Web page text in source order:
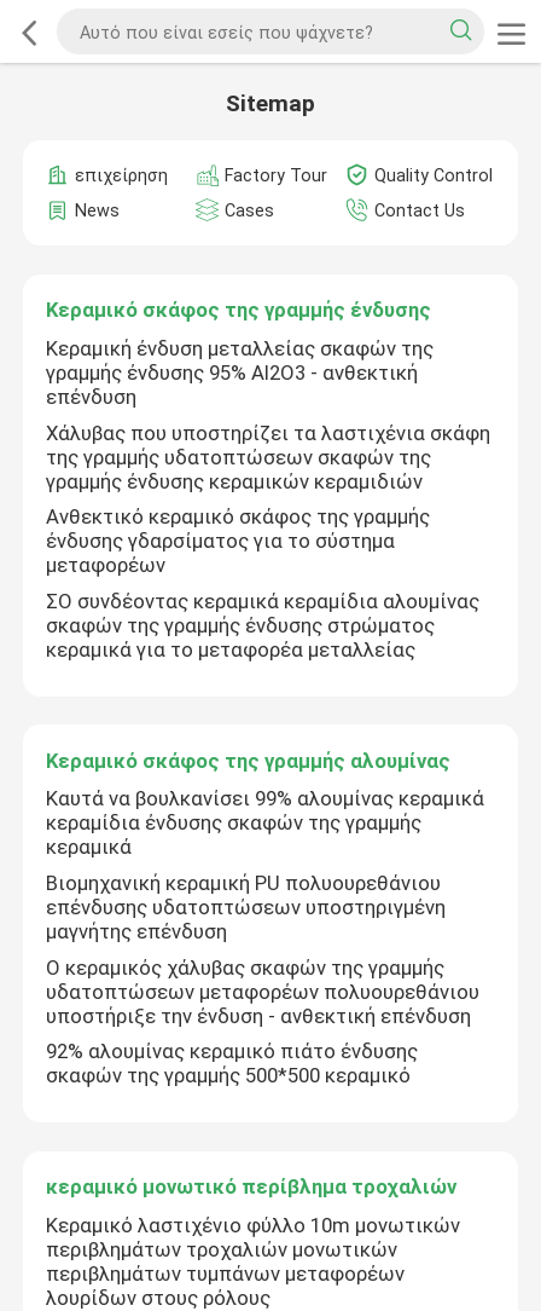
Sitemap
επιχείρηση Factory Tour
Quality Control
News
Cases Contact Us
Κεραμικό σκάφος της γραμμής ένδυσης
Κεραμική ένδυση μεταλλείας σκαφών της
γραμμής ένδυσης 95% AI2O3 - ανθεκτική
επένδυση
Χάλυβας που υποστηρίζει τα λαστιχένια σκάφη
της γραμμής υδατοπτώσεων σκαφών της
γραμμής ένδυσης κεραμικών κεραμιδιών
Ανθεκτικό κεραμικό σκάφος της γραμμής
ένδυσης γδαρσίματος για το σύστημα
μεταφορέων
ΣΟ συνδέοντας κεραμικά κεραμίδια αλουμίνας
σκαφών της γραμμής ένδυσης στρώματος
κεραμικά για το μεταφορέα μεταλλείας
Κεραμικό σκάφος της γραμμής αλουμίνας
Καυτά να βουλκανίσει 99% αλουμίνας κεραμικά
κεραμίδια ένδυσης σκαφών της γραμμής
κεραμικά
Βιομηχανική κεραμική PU πολυουρεθάνιου
επένδυσης υδατοπτώσεων υποστηριγμένη
μαγνήτης επένδυση
Ο κεραμικός χάλυβας σκαφών της γραμμής
υδατοπτώσεων μεταφορέων πολυουρεθάνιου
υποστήριξε την ένδυση - ανθεκτική επένδυση
92% αλουμίνας κεραμικό πιάτο ένδυσης
σκαφών της γραμμής 500*500 κεραμικό
κεραμικό μονωτικό περίβλημα τροχαλιών
Κεραμικό λαστιχένιο φύλλο 10m μονωτικών
περιβλημάτων τροχαλιών μονωτικών
περιβλημάτων τυμπάνων μεταφορέων
λουρίδων στους ρόλους